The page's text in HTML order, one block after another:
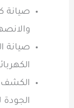
صيانة
صيانة
الكشف